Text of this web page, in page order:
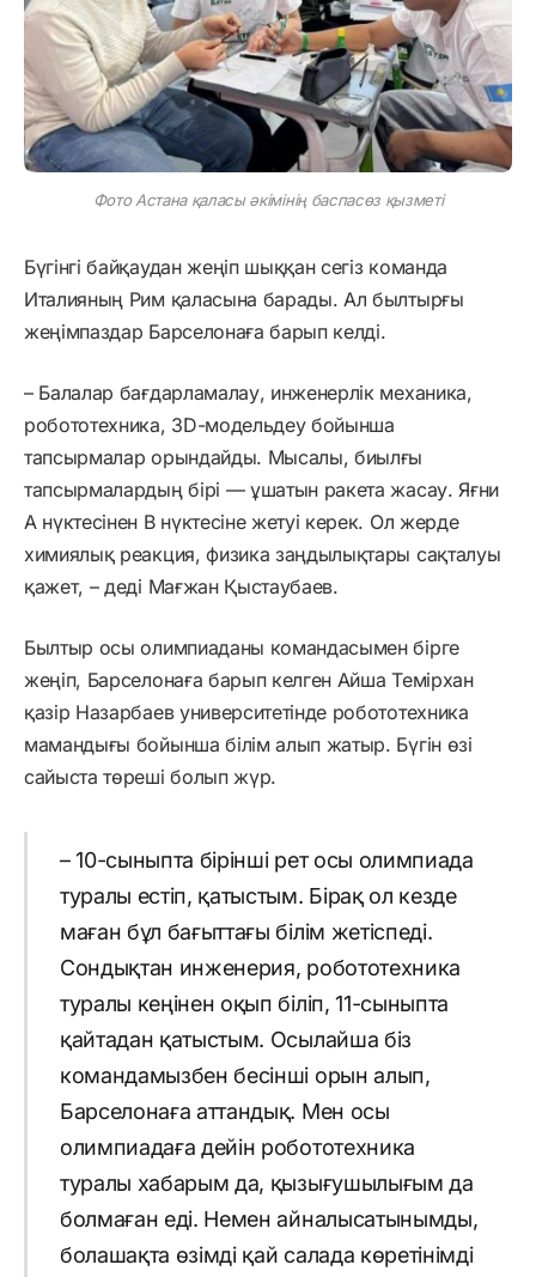
Фото Астана қаласы әкімінің баспасөз қызметі
Бүгінгі байқаудан жеңіп шыққан сегіз команда
Италияның Рим қаласына барады. Ал былтырғы
жеңімпаздар Барселонаға барып келді.
– Балалар бағдарламалау, инженерлік механика,
робототехника, 3D-модельдеу бойынша
тапсырмалар орындайды. Мысалы, биылғы
тапсырмалардың бірі — ұшатын ракета жасау. Яғни
А нүктесінен В нүктесіне жетуі керек. Ол жерде
химиялық реакция, физика заңдылықтары сақталуы
қажет, – деді Мағжан Қыстаубаев.
Былтыр осы олимпиаданы командасымен бірге
жеңіп, Барселонаға барып келген Айша Темірхан
қазір Назарбаев университетінде робототехника
мамандығы бойынша білім алып жатыр. Бүгін өзі
сайыста төреші болып жүр.
– 10-сыныпта бірінші рет осы олимпиада
туралы естіп, қатыстым. Бірақ ол кезде
маған бұл бағыттағы білім жетіспеді.
Сондықтан инженерия, робототехника
туралы кеңінен оқып біліп, 11-сыныпта
қайтадан қатыстым. Осылайша біз
командамызбен бесінші орын алып,
Барселонаға аттандық. Мен осы
олимпиадаға дейін робототехника
туралы хабарым да, қызығушылығым да
болмаған еді. Немен айналысатынымды,
болашақта өзімді қай салада көретінімді